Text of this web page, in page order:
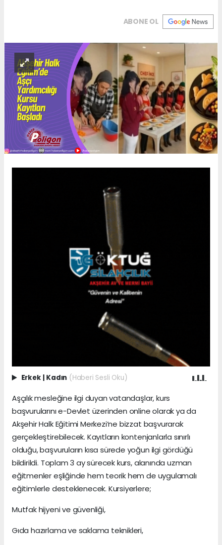
ABONE OL
Erkek | Kadın (Haberi Sesli Oku)
Aşçılık mesleğine ilgi duyan vatandaşlar, kurs
başvurularını e-Devlet üzerinden online olarak ya da
Akşehir Halk Eğitimi Merkezi’ne bizzat başvurarak
gerçekleştirebilecek. Kayıtların kontenjanlarla sınırlı
olduğu, başvuruların kısa sürede yoğun ilgi gördüğü
bildirildi. Toplam 3 ay sürecek kurs, alanında uzman
eğitmenler eşliğinde hem teorik hem de uygulamalı
eğitimlerle desteklenecek. Kursiyerlere;
Mutfak hijyeni ve güvenliği,
Gıda hazırlama ve saklama teknikleri,